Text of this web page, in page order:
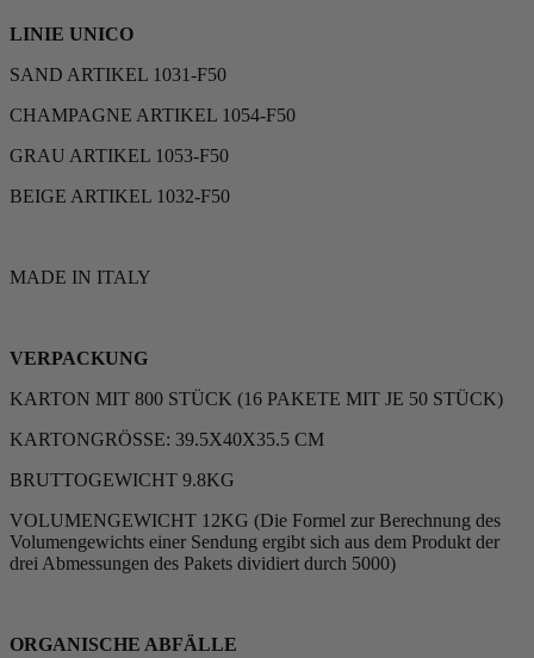
LINIE UNICO
SAND ARTIKEL 1031-F50
CHAMPAGNE ARTIKEL 1054-F50
GRAU ARTIKEL 1053-F50
BEIGE ARTIKEL 1032-F50
MADE IN ITALY
VERPACKUNG
KARTON MIT 800 STÜCK (16 PAKETE MIT JE 50 STÜCK)
KARTONGRÖSSE: 39.5X40X35.5 CM
BRUTTOGEWICHT 9.8KG
VOLUMENGEWICHT 12KG (Die Formel zur Berechnung des
Volumengewichts einer Sendung ergibt sich aus dem Produkt der
drei Abmessungen des Pakets dividiert durch 5000)
ORGANISCHE ABFÄLLE